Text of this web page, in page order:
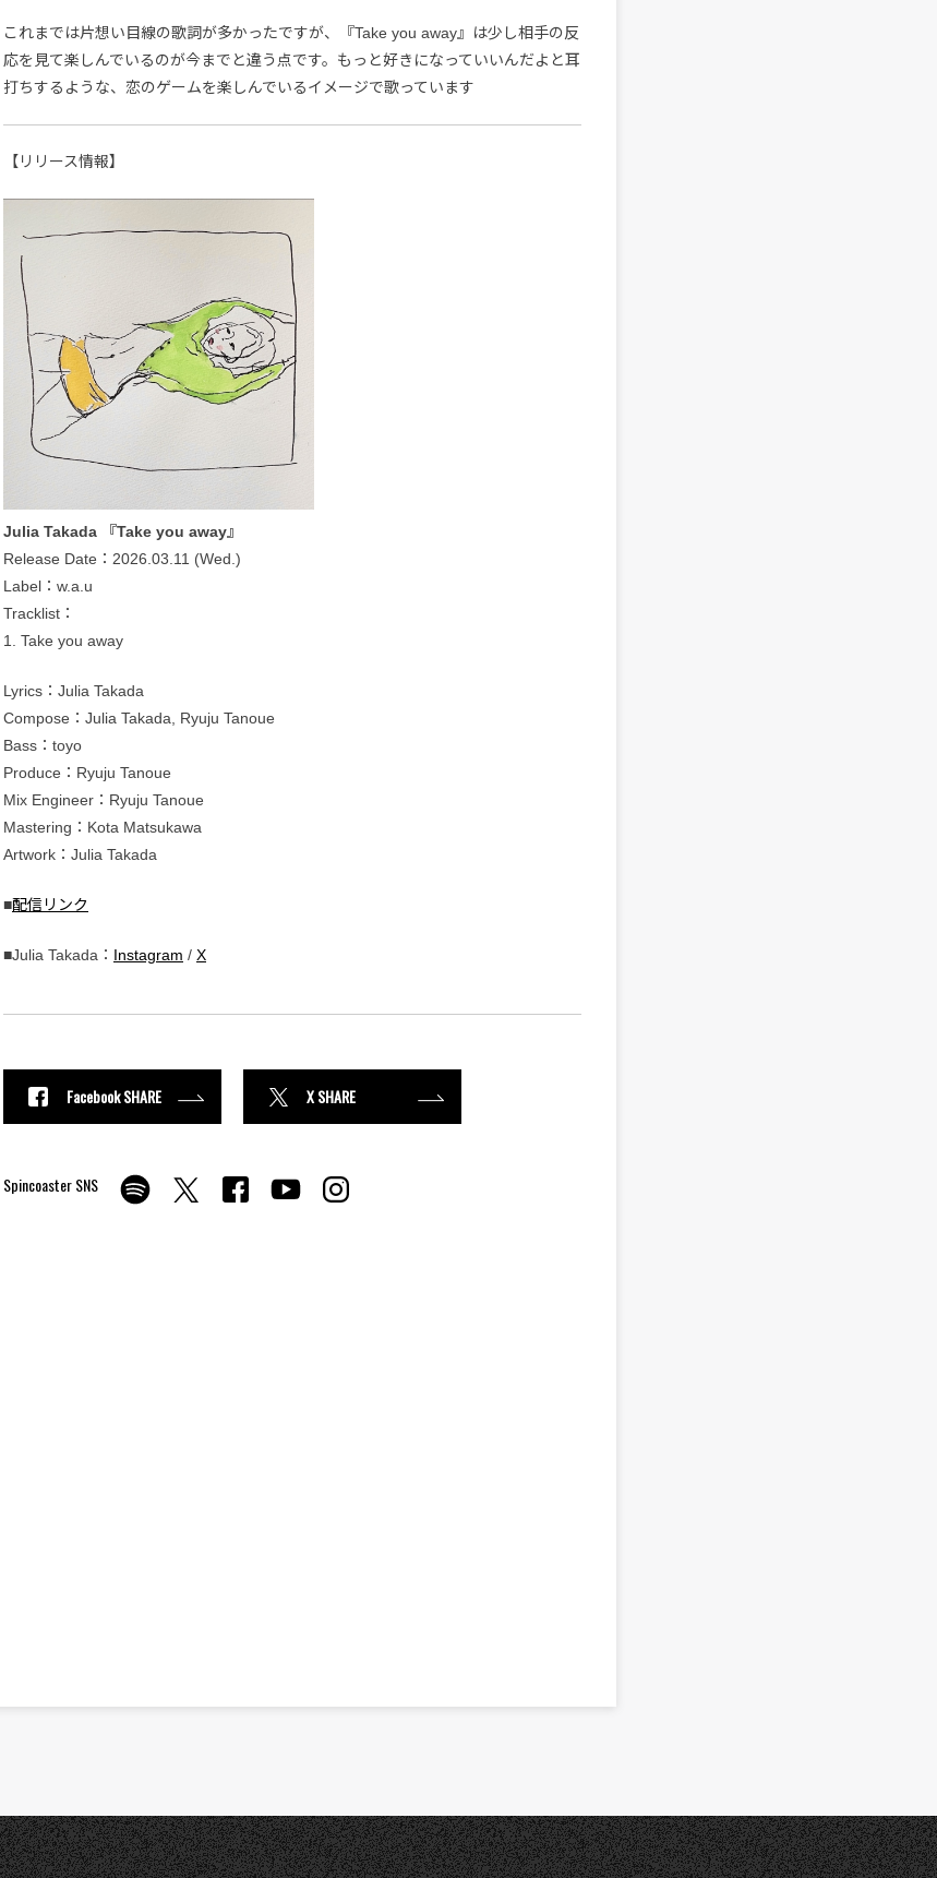
これまでは片想い目線の歌詞が多かったですが、『Take you away』は少し相手の反
応を見て楽しんでいるのが今までと違う点です。もっと好きになっていいんだよと耳
打ちするような、恋のゲームを楽しんでいるイメージで歌っています
【リリース情報】
Julia Takada 『Take you away』
Release Date：2026.03.11 (Wed.)
Label：w.a.u
Tracklist：
1. Take you away
Lyrics：Julia Takada
Compose：Julia Takada, Ryuju Tanoue
Bass：toyo
Produce：Ryuju Tanoue
Mix Engineer：Ryuju Tanoue
Mastering：Kota Matsukawa
Artwork：Julia Takada
■配信リンク
■Julia Takada： Instagram / X
Facebook SHARE X SHARE
Spincoaster SNS